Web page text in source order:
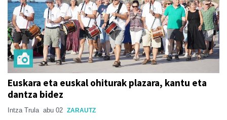
Euskara eta euskal ohiturak plazara, kantu eta
dantza bidez
Intza Trula abu 02 ZARAUTZ